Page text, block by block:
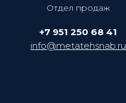
Отдел продаж
+7 951 250 68 41
info@metatehsnab.ru